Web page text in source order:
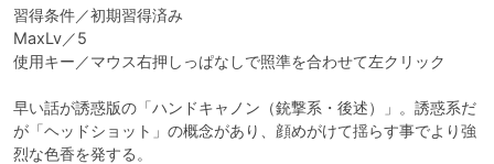
習得条件／初期習得済み
MaxLv／5
使用キー／マウス右押しっぱなしで照準を合わせて左クリック
早い話が誘惑版の「ハンドキャノン（銃撃系・後述）」。誘惑系だ
が「ヘッドショット」の概念があり、顔めがけて揺らす事でより強
烈な色香を発する。